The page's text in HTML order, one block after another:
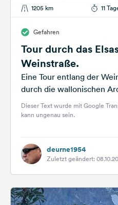
1205 km 11
Gefahren
Tour durch das
Weinstraße.
Eine Tour entlang der
durch die wallonischen
Dieser Text wurde mit Google
kann ungenau sein.
deurne1954
Zuletzt geändert: